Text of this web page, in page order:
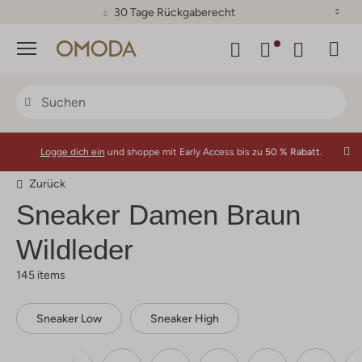
30 Tage Rückgaberecht
Menü
Logge dich ein und shoppe mit Early Access bis zu 50 % Rabatt.
Zurück
Sneaker Damen Braun
Wildleder
145 items
Sneaker Low Sneaker High